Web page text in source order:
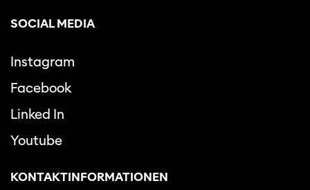
SOCIAL MEDIA
Instagram
Facebook
Linked In
Youtube
KONTAKTINFORMATIONEN